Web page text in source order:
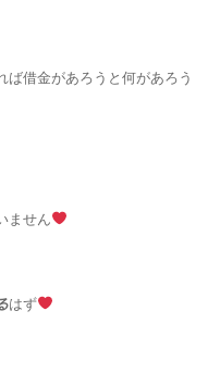
ば借金があろうと何があろう
ません
はず